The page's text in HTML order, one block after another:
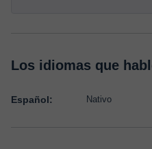
Los idiomas que
Español: Nativo